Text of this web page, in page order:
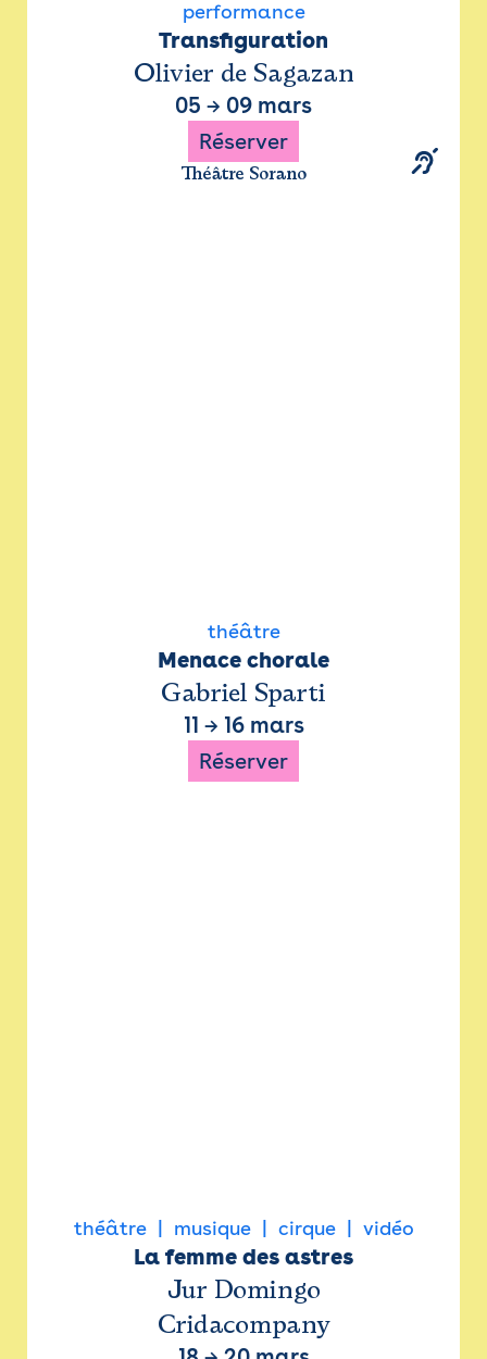
performance
Transfiguration
Olivier de Sagazan
05 → 09 mars
Réserver
Théâtre Sorano
théâtre
Menace chorale
Gabriel Sparti
11 → 16 mars
Réserver
théâtre musique cirque vidéo
La femme des astres
Jur Domingo
Cridacompany